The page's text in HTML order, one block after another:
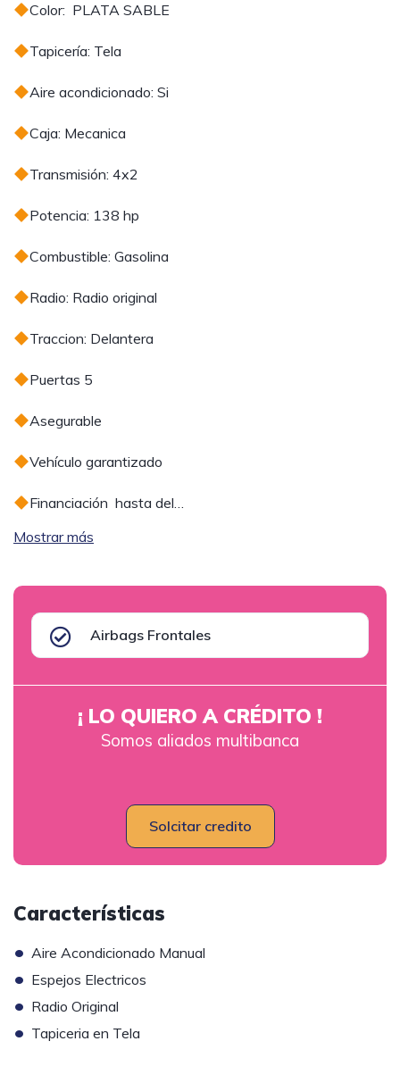
Color: PLATA SABLE
Tapicería: Tela
Aire acondicionado: Si
Caja: Mecanica
Transmisión: 4x2
Potencia: 138 hp
Combustible: Gasolina
Radio: Radio original
Traccion: Delantera
Puertas 5
Asegurable
Vehículo garantizado
Financiación hasta del…
Mostrar más
Airbags Frontales
¡ LO QUIERO A CRÉDITO !
Somos aliados multibanca
Solcitar credito
Características
• Aire Acondicionado Manual
• Espejos Electricos
• Radio Original
• Tapiceria en Tela